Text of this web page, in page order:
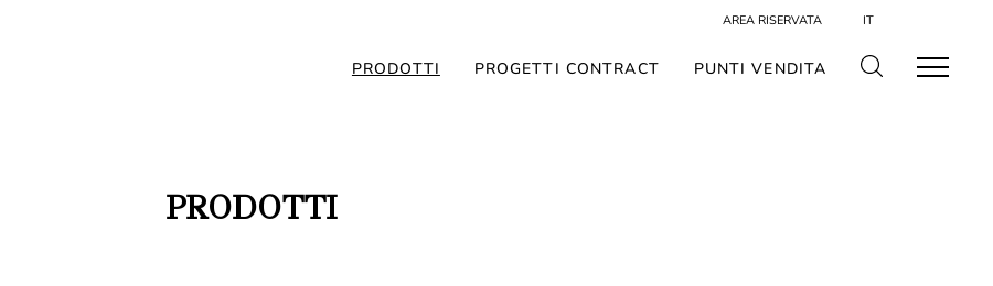
AREA RISERVATA IT
PRODOTTI PROGETTI CONTRACT PUNTI VENDITA
PRODOTTI